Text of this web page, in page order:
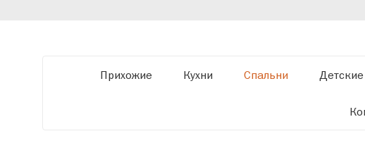
Прихожие Кухни Спальни Детские